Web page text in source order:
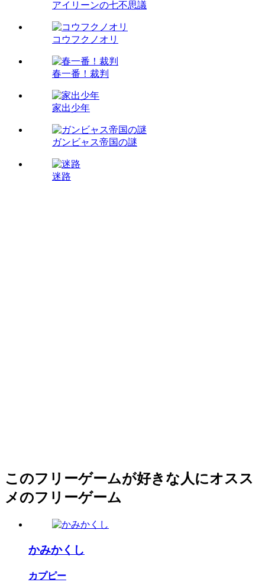
アイリーンの七不思議
コウフクノオリ
春一番！裁判
家出少年
ガンビャス帝国の謎
迷路
このフリーゲームが好きな人にオスス
メのフリーゲーム
かみかくし
カプピー